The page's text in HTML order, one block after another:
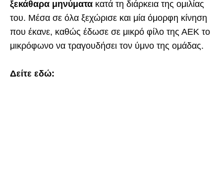
ξεκάθαρα μηνύματα κατά τη διάρκεια της ομιλίας
του. Μέσα σε όλα ξεχώρισε και μία όμορφη κίνηση
που έκανε, καθώς έδωσε σε μικρό φίλο της ΑΕΚ το
μικρόφωνο να τραγουδήσει τον ύμνο της ομάδας.
Δείτε εδώ: